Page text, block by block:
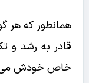
همانطور که هر
قادر به رشد و
خاص خودش می